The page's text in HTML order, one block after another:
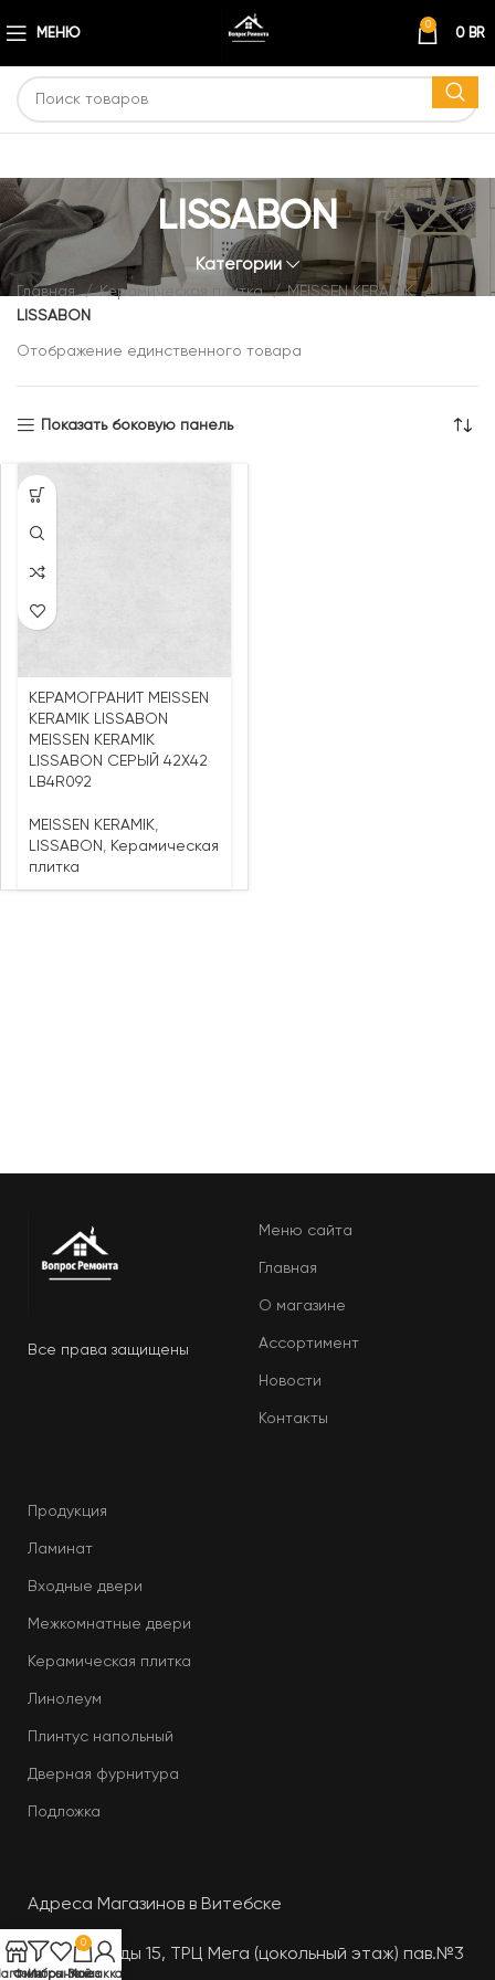
МЕНЮ
0
0 BR
LISSABON
Категории
Главная Керамическая плитка
MEISSEN KERAMIK
LISSABON
Отображение единственного товара
Показать боковую панель
КЕРАМОГРАНИТ MEISSEN
KERAMIK LISSABON
MEISSEN KERAMIK
LISSABON СЕРЫЙ 42X42
LB4R092
MEISSEN KERAMIK
LISSABON
Керамическая
плитка
Все права защищены
Меню сайта
Главная
О магазине
Ассортимент
Новости
Контакты
Продукция
Ламинат
Входные двери
Межкомнатные двери
Керамическая плитка
Линолеум
Плинтус напольный
Дверная фурнитура
Подложка
Адреса Магазинов в Витебске
Пр-т. Победы 15, ТРЦ Мега (цокольный этаж) пав.№3
Фильтры
Избранное
0
Заказ
Мой аккаунт